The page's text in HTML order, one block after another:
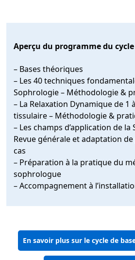
Aperçu du programme du cycle
– Bases théoriques
– Les 40 techniques
Sophrologie – Méthodologie &
– La Relaxation Dynamique de 1
tissulaire – Méthodologie &
– Les champs d’application de
Revue générale et adaptation
cas
– Préparation à la pratique du
sophrologue
– Accompagnement à
En savoir plus sur le cycle de